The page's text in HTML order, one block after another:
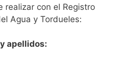
realizar con el Registro
Agua y Tordueles:
apellidos: